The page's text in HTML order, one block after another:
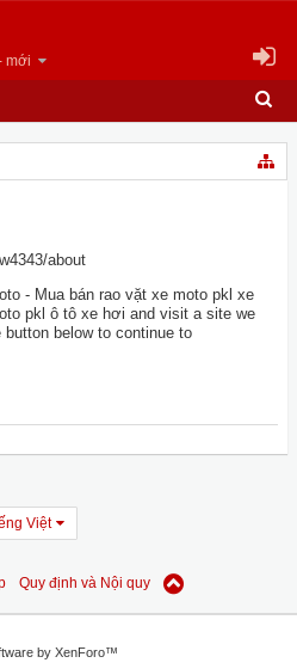
mới
about
- Mua bán rao vặt xe moto pkl xe
pkl ô tô xe hơi and visit a site we
below to continue to
Việt
Quy định và Nội quy
by XenForo™